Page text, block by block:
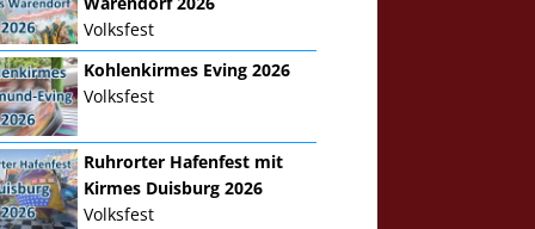
Volksfest
Kohlenkirmes Eving 2026
Volksfest
Ruhrorter Hafenfest mit
Kirmes Duisburg 2026
Volksfest